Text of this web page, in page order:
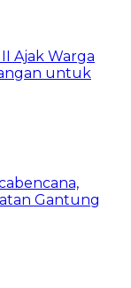
Ajak Warga
untuk
Gantung